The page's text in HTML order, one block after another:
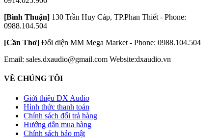
[Bình Thuận] 130 Trần Huy Cáp, TP.Phan Thiết - Phone:
0988.104.504
[Cần Thơ] Đối diện MM Mega Market - Phone: 0988.104.504
Email: sales.dxaudio@gmail.com Website:dxaudio.vn
VỀ CHÚNG TÔI
Giới thiệu DX Audio
Hình thức thanh toán
Chính sách đổi trả hàng
Hướng dẫn mua hàng
Chính sách bảo mật